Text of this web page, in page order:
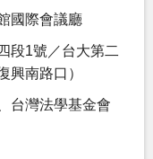
國際會議廳
段1號／台大第二
興南路口）
台灣法學基金會